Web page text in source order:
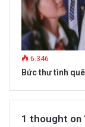
6.346
Bức thư tình
1 thought on